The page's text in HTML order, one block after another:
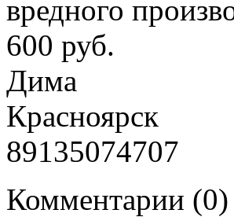
вредного
600 руб.
Дима
Красноярск
89135074707
Комментарии (0)